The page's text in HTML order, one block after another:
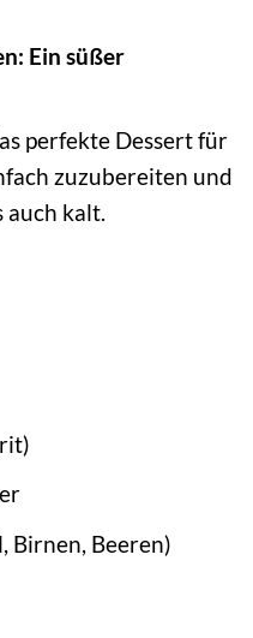
Ein süßer
perfekte Dessert für
zuzubereiten und
auch kalt.
Birnen, Beeren)